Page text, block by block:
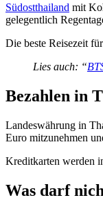
Südostthailand mit
gelegentlich
Die beste Reisezeit
Lies auch: “
Bezahlen in
Landeswährung in
Euro mitzunehmen
Kreditkarten werden
Was darf